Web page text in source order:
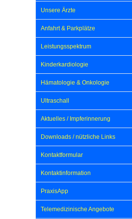
Unsere Ärzte
Anfahrt & Parkplätze
Leistungsspektrum
Kinderkardiologie
Hämatologie & Onkologie
Ultraschall
Aktuelles / Impferinnerung
Downloads / nützliche Links
Kontaktformular
Kontaktinformation
PraxisApp
Telemedizinische Angebote